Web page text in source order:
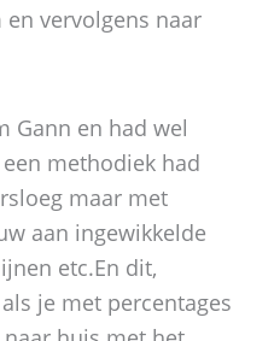
vervolgens naar
Gann en had wel
methodiek had
maar met
aan ingewikkelde
etc.En dit,
je met percentages